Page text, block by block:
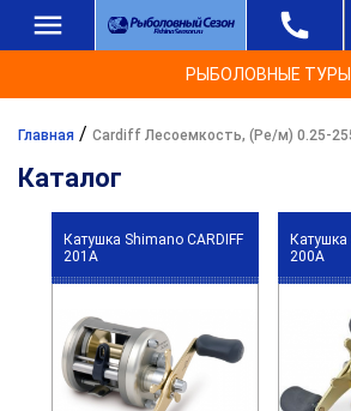
РЫБОЛОВНЫЕ ТУРЫ
Главная / Cardiff Лесоемкость, (Ре/м) 0.25-
Каталог
Катушка Shimano CARDIFF
201A
Катушка
200A